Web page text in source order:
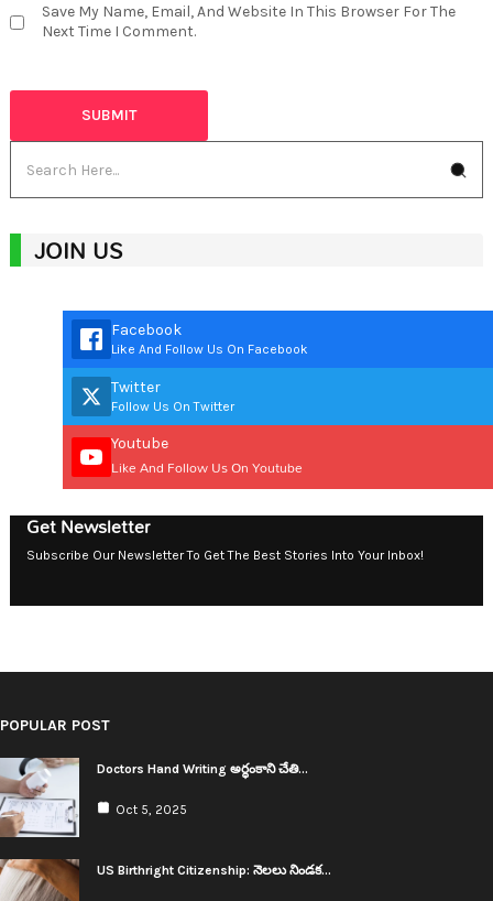
Save My Name, Email, And Website In This Browser For The
Next Time I Comment.
JOIN US
Facebook
Like And Follow Us On Facebook
Twitter
Follow Us On Twitter
Youtube
Like And Follow Us On Youtube
Get Newsletter
Subscribe Our Newsletter To Get The Best Stories Into Your Inbox!
POPULAR POST
Doctors Hand Writing అర్థంకాని చేతి…
Oct 5, 2025
US Birthright Citizenship: నెల‌లు నిండ‌క…